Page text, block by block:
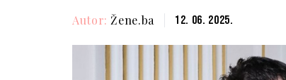
Autor: Žene.ba 12. 06. 2025.